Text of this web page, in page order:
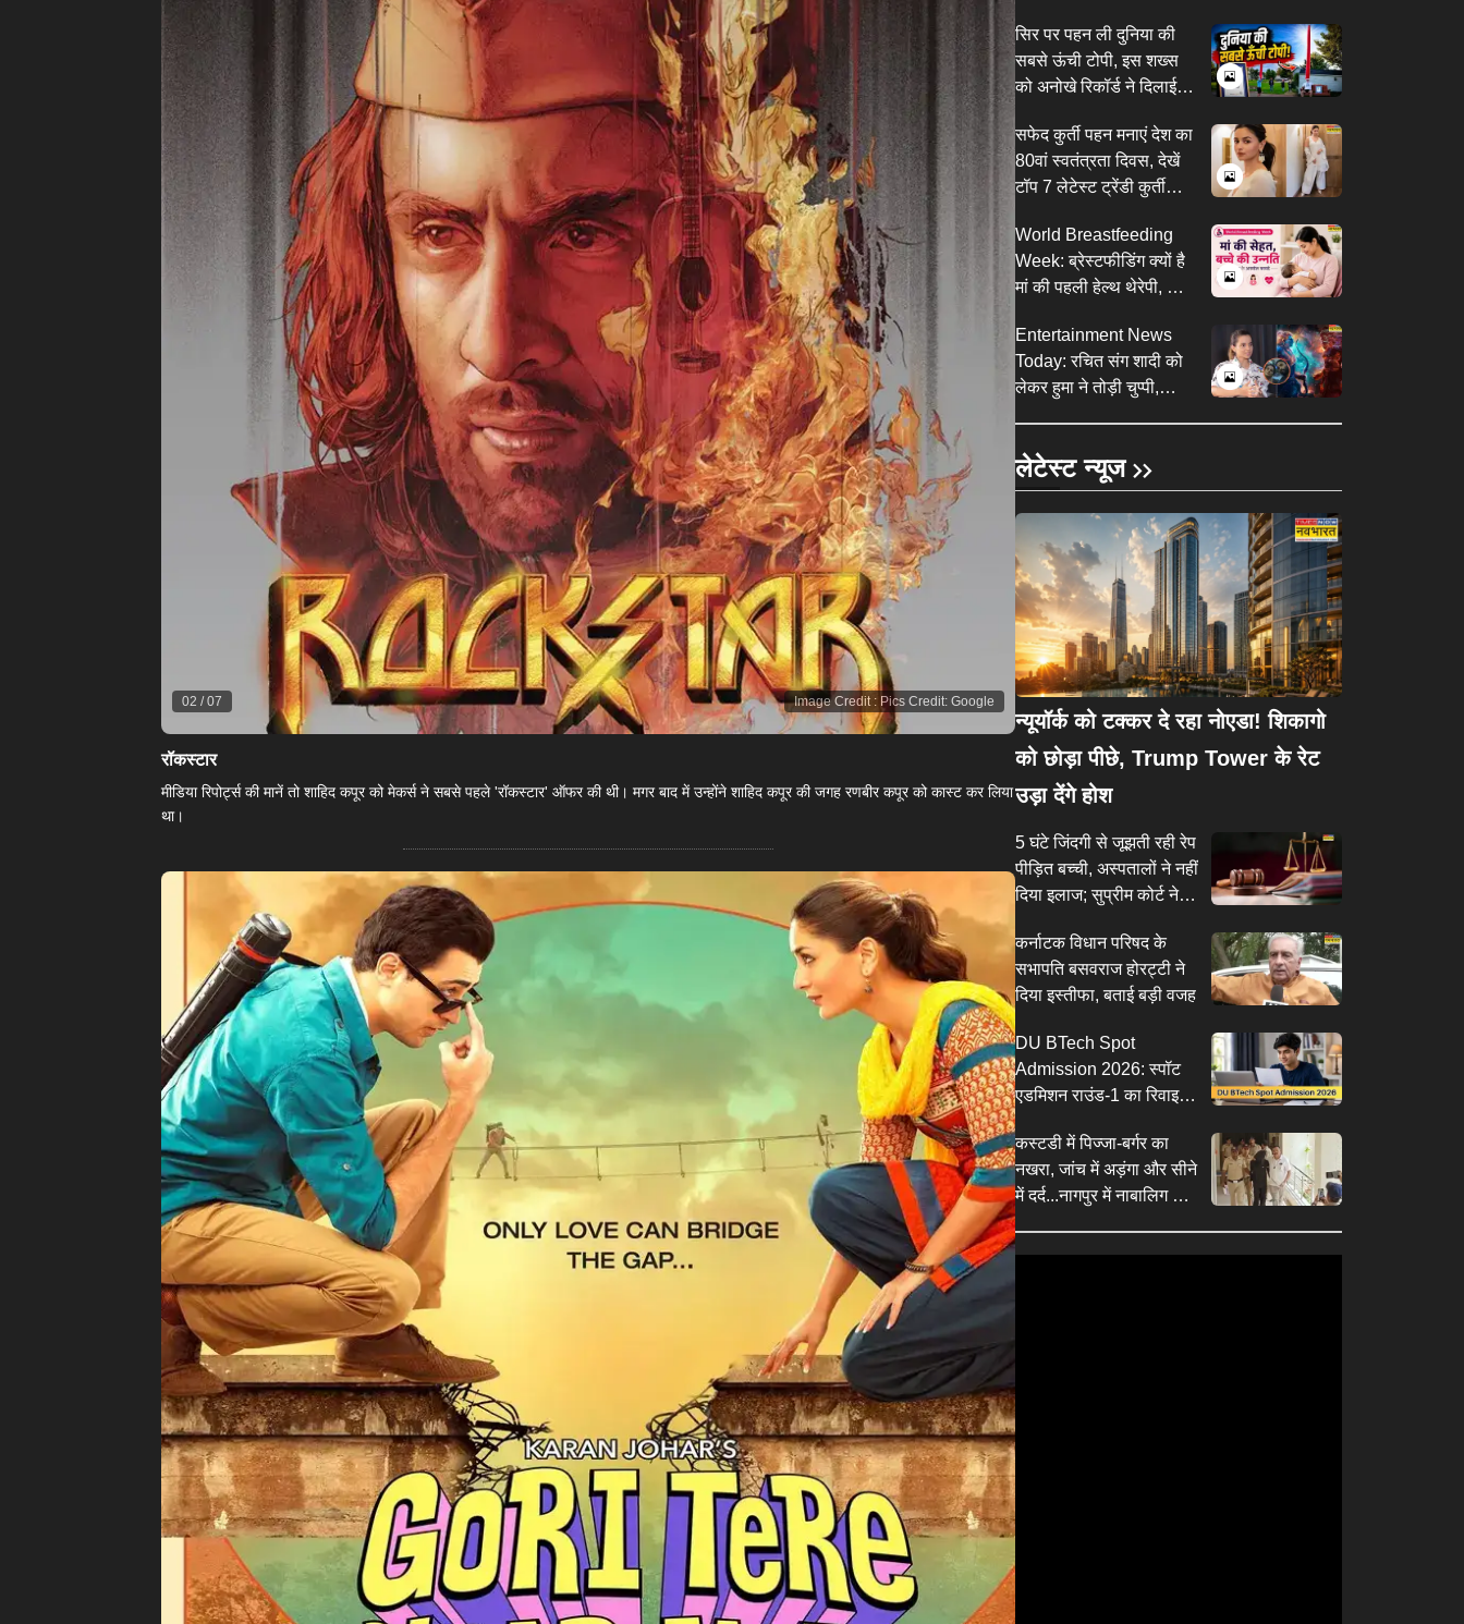
Image Credit: Pics Credit: Google
02 /07
रॉकस्टार
मीडिया रिपोर्ट्स की मानें तो शाहिद कपूर को मेकर्स ने सबसे पहले 'रॉकस्टार' ऑफर की थी। मगर बाद में उन्होंने शाहिद कपूर की जगह रणबीर कपूर को कास्ट कर लिया
था।
सिर पर पहन ली दुनिया की
सबसे ऊंची टोपी, इस शख्स
को अनोखे रिकॉर्ड ने दिलाई
​सफेद कुर्ती पहन मनाएं देश का
80वां स्वतंत्रता दिवस, देखें
टॉप 7 लेटेस्ट ट्रेंडी कुर्ती
</em>​
World Breastfeeding
Week: ब्रेस्टफीडिंग क्यों है
मां की पहली हेल्थ थेरेपी, जानें
बेनिफिट्स
Entertainment News
Today: रचित संग शादी को
लेकर हुमा ने तोड़ी चुप्पी,
लेटेस्ट न्यूज
न्यूयॉर्क को टक्कर दे रहा नोएडा! शिकागो
को छोड़ा पीछे, Trump Tower के रेट
उड़ा देंगे होश
5 घंटे जिंदगी से जूझती रही रेप
पीड़ित बच्ची, अस्पतालों ने नहीं
दिया इलाज; सुप्रीम कोर्ट ने
एक्शन
कर्नाटक विधान परिषद के
सभापति बसवराज होरट्टी ने
दिया इस्तीफा, बताई बड़ी वजह
DU BTech Spot
Admission 2026: स्पॉट
एडमिशन राउंड-1 का रिवाइज्ड
करें नोट
कस्टडी में पिज्जा-बर्गर का
नखरा, जांच में अड़ंगा और सीने
में दर्द...नागपुर में नाबालिग से